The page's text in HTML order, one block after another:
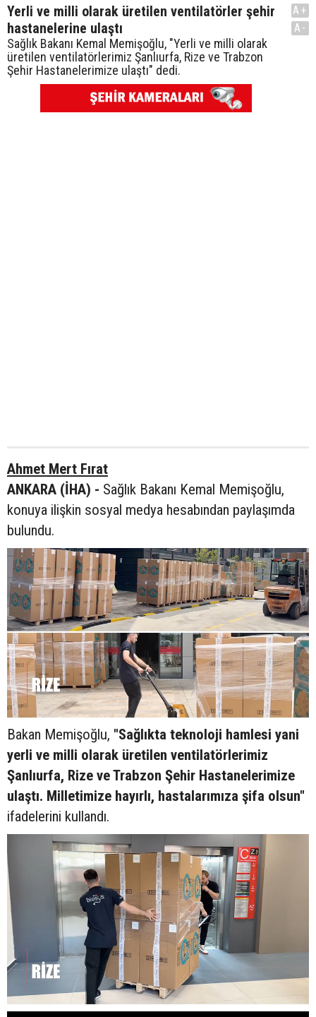
Yerli ve milli olarak üretilen ventilatörler şehir
hastanelerine ulaştı
Sağlık Bakanı Kemal Memişoğlu, "Yerli ve milli olarak
üretilen ventilatörlerimiz Şanlıurfa, Rize ve Trabzon
Şehir Hastanelerimize ulaştı" dedi.
A+
A-
Ahmet Mert Fırat
ANKARA (İHA) - Sağlık Bakanı Kemal Memişoğlu,
konuya ilişkin sosyal medya hesabından paylaşımda
bulundu.
Bakan Memişoğlu, "Sağlıkta teknoloji hamlesi yani
yerli ve milli olarak üretilen ventilatörlerimiz
Şanlıurfa, Rize ve Trabzon Şehir Hastanelerimize
ulaştı. Milletimize hayırlı, hastalarımıza şifa olsun"
ifadelerini kullandı.